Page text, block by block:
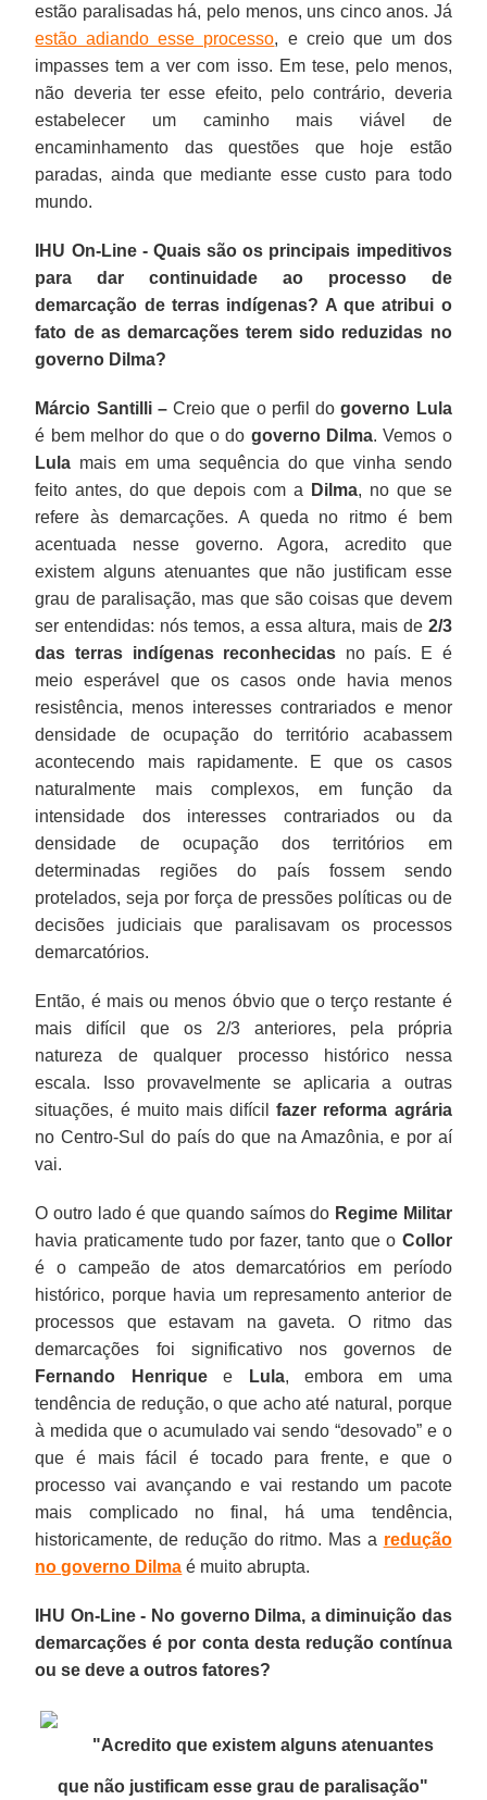
estão paralisadas há, pelo menos, uns cinco anos. Já
estão adiando esse processo, e creio que um dos
impasses tem a ver com isso. Em tese, pelo menos,
não deveria ter esse efeito, pelo contrário, deveria
estabelecer um caminho mais viável de
encaminhamento das questões que hoje estão
paradas, ainda que mediante esse custo para todo
mundo.
IHU On-Line - Quais são os principais impeditivos
para dar continuidade ao processo de
demarcação de terras indígenas? A que atribui o
fato de as demarcações terem sido reduzidas no
governo Dilma?
Márcio Santilli –Creio que o perfil dogoverno Lula
é bem melhor do que o do governo Dilma. Vemos o
Lula mais em uma sequência do que vinha sendo
feito antes, do que depois com a
Dilma, no que se
refere às demarcações. A queda no ritmo é bem
acentuada nesse governo. Agora, acredito que
existem alguns atenuantes que não justificam esse
grau de paralisação, mas que são coisas que devem
ser entendidas: nós temos, a essa altura, mais de 2/3
das terras indígenas reconhecidas no país. E é
meio esperável que os casos onde havia menos
resistência, menos interesses contrariados e menor
densidade de ocupação do território acabassem
acontecendo mais rapidamente. E que os casos
naturalmente mais complexos, em função da
intensidade dos interesses contrariados ou da
densidade de ocupação dos territórios em
determinadas regiões do país fossem sendo
protelados, seja por força de pressões políticas ou de
decisões judiciais que paralisavam os processos
demarcatórios.
Então, é mais ou menos óbvio que o terço restante é
mais difícil que os 2/3 anteriores, pela própria
natureza de qualquer processo histórico nessa
escala. Isso provavelmente se aplicaria a outras
situações, é muito mais difícilfazer reforma agrária
no Centro-Sul do país do que na Amazônia, e por aí
vai.
O outro lado é que quando saímos do Regime Militar
havia praticamente tudo por fazer, tanto que o Collor
é o campeão de atos demarcatórios em período
histórico, porque havia um represamento anterior de
processos que estavam na gaveta. O ritmo das
demarcações foi significativo nos governos de
Fernando Henriquee Lula, embora em uma
tendência de redução, o que acho até natural, porque
à medida que o acumulado vai sendo “desovado” e o
que é mais fácil é tocado para frente, e que o
processo vai avançando e vai restando um pacote
mais complicado no final, há uma tendência,
historicamente, de redução do ritmo. Mas a redução
no governo Dilma é muito abrupta.
IHU On-Line - No governo Dilma, a diminuição das
demarcações é por conta desta redução contínua
ou se deve a outros fatores?
"Acredito que existem alguns atenuantes
que não justificam esse grau de paralisação"